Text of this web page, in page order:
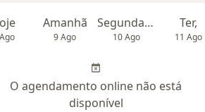
Amanhã
9 Ago
Segunda-feira
10 Ago
Ter,
11 Ago
O agendamento online não está
disponível